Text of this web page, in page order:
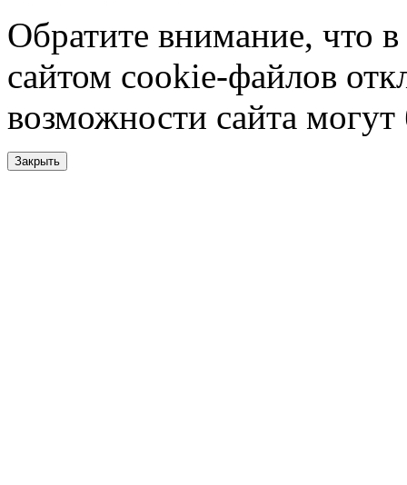
Обратите внимание, что в
сайтом cookie-файлов
возможности сайта
Закрыть